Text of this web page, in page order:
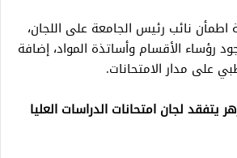
اطمأن نائب رئيس الجامعة على اللجان،
رؤساء الأقسام وأساتذة المواد، إضافة
على مدار الامتحانات.
يتفقد لجان امتحانات الدراسات العليا